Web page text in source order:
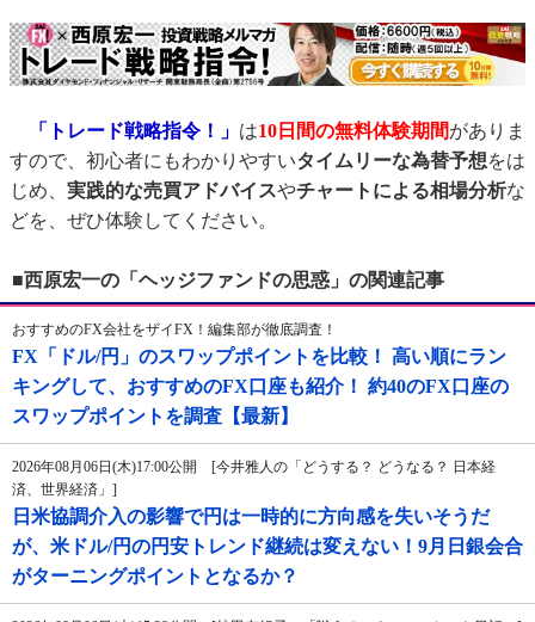
「トレード戦略指令！」 は10日間の無料体験期間がありま
すので、初心者にもわかりやすいタイムリーな為替予想をは
じめ、 実践的な売買アドバイスやチャートによる相場分析な
どを、ぜひ体験してください。
■西原宏一の「ヘッジファンドの思惑」の関連記事
おすすめのFX会社をザイFX！編集部が徹底調査！
FX「ドル/円」のスワップポイントを比較！ 高い順にラン
キングして、おすすめのFX口座も紹介！ 約40のFX口座の
スワップポイントを調査【最新】
2026年08月06日(木)17:00公開 [今井雅人の「どうする？ どうなる？ 日本経
済、世界経済」]
日米協調介入の影響で円は一時的に方向感を失いそうだ
が、米ドル/円の円安トレンド継続は変えない！9月日銀会合
がターニングポイントとなるか？